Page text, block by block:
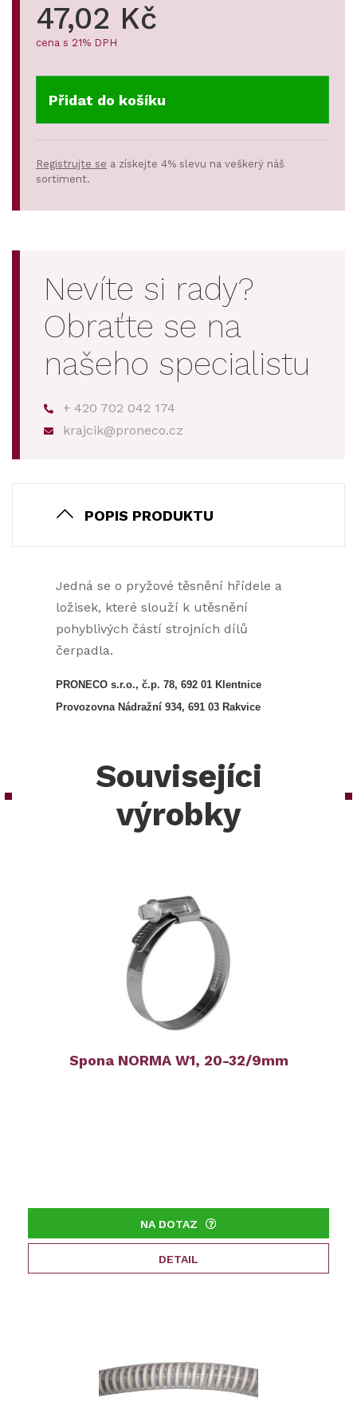
47,02 Kč
cena s 21% DPH
Přidat do košíku
Registrujte se a získejte 4% slevu na veškerý náš
sortiment.
Nevíte si rady?
Obraťte se na
našeho specialistu
+ 420 702 042 174
krajcik@proneco.cz
POPIS PRODUKTU
Jedná se o pryžové těsnění hřídele a
ložisek, které slouží k utěsnění
pohyblivých částí strojních dílů
čerpadla.
PRONECO s.r.o., č.p. 78, 692 01 Klentnice
Provozovna Nádražní 934, 691 03 Rakvice
Souvisejíci
výrobky
Spona NORMA W1, 20-32/9mm
NA DOTAZ
DETAIL